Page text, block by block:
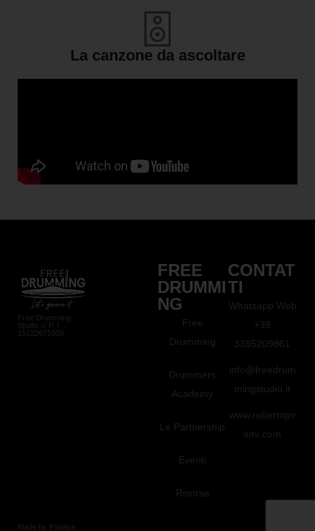
La canzone da ascoltare
Free Drumming
Studio © P. I.
15122671009
FREE
DRUMMI
NG
Free
Drumming
Drummers
Academy
Le Partnership
Eventi
Risorse
CONTAT
TI
Whatsapp Web
+39
3395209861
info@freedrum
mingstudio.it
www.robertopir
ami.com
Made by Papaya